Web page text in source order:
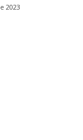
2023